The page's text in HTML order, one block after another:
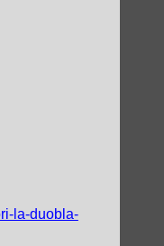
la-duobla-